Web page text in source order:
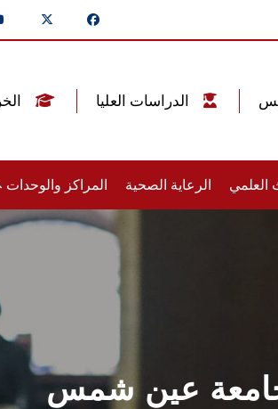
العلمي الرعاية الصحية المراكز والوحدات
جامعة عين شمس